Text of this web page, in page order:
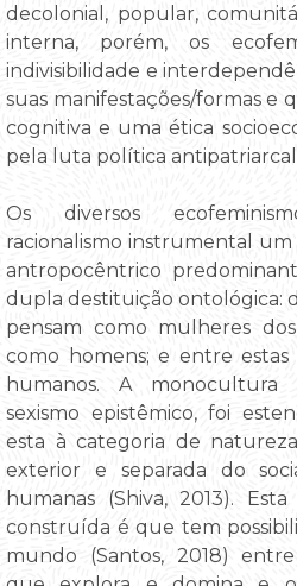
decolonial, popular,
interna, porém, os
indivisibilidade e
suas manifestações/formas e
cognitiva e uma ética
pela luta política
Os diversos
racionalismo instrumental
antropocêntrico
dupla destituição ontológica:
pensam como mulheres
como homens; e entre estas
humanos. A monocultura
sexismo epistêmico, foi
esta à categoria de
exterior e separada do
humanas (Shiva, 2013).
construída é que tem
mundo (Santos, 2018)